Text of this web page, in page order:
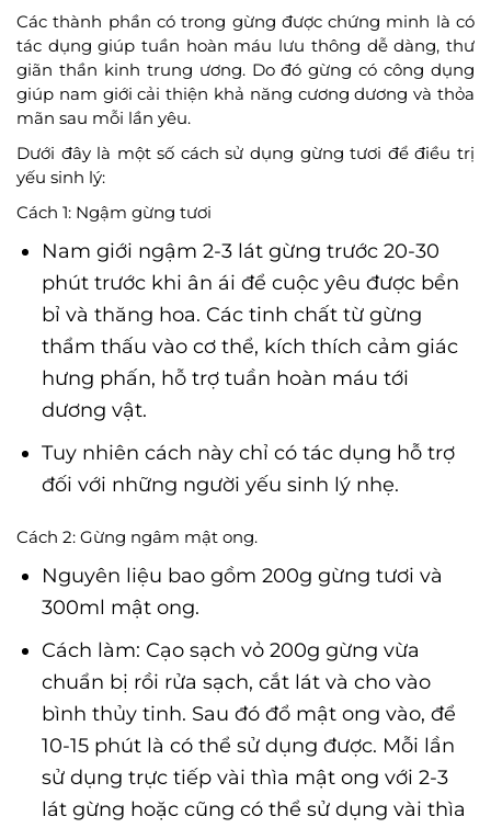
Các thành phần có trong gừng được chứng minh là có
tác dụng giúp tuần hoàn máu lưu thông dễ dàng, thư
giãn thần kinh trung ương. Do đó gừng có công dụng
giúp nam giới cải thiện khả năng cương dương và thỏa
mãn sau mỗi lần yêu.
Dưới đây là một số cách sử dụng gừng tươi để điều trị
yếu sinh lý:
Cách 1: Ngậm gừng tươi
Nam giới ngậm 2-3 lát gừng trước 20-30
phút trước khi ân ái để cuộc yêu được bền
bỉ và thăng hoa. Các tinh chất từ gừng
thẩm thấu vào cơ thể, kích thích cảm giác
hưng phấn, hỗ trợ tuần hoàn máu tới
dương vật.
Tuy nhiên cách này chỉ có tác dụng hỗ trợ
đối với những người yếu sinh lý nhẹ.
Cách 2: Gừng ngâm mật ong.
Nguyên liệu bao gồm 200g gừng tươi và
300ml mật ong.
Cách làm: Cạo sạch vỏ 200g gừng vừa
chuẩn bị rồi rửa sạch, cắt lát và cho vào
bình thủy tinh. Sau đó đổ mật ong vào, để
10-15 phút là có thể sử dụng được. Mỗi lần
sử dụng trực tiếp vài thìa mật ong với 2-3
lát gừng hoặc cũng có thể sử dụng vài thìa